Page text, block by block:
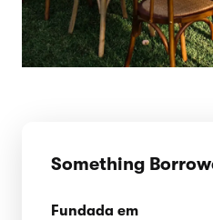
Something
Fundada em